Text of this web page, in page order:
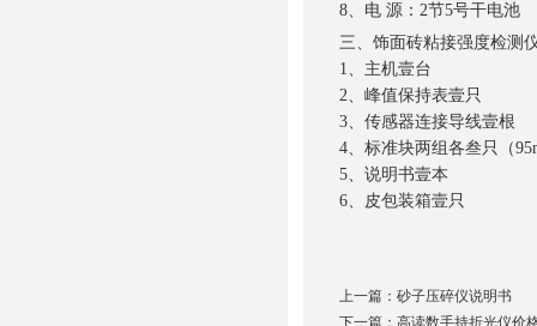
8、电 源：2节5号干电池
三、饰面砖粘接强度检测
1、主机壹台
2、峰值保持表壹只
3、传感器连接导线壹根
4、标准块两组各叁只（
5、说明书壹本
6、皮包装箱壹只
上一篇： 砂子压碎仪说明书
下一篇： 高读数手持折光仪价